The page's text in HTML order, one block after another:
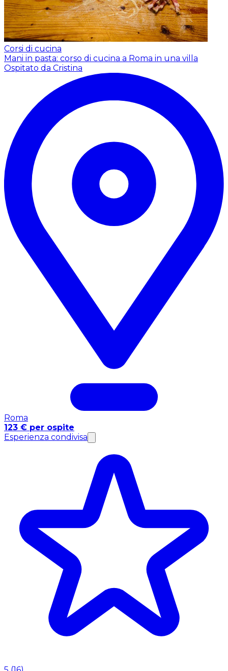
Corsi di cucina
Mani in pasta: corso di cucina a Roma in una villa
Ospitato da Cristina
Roma
123 € per ospite
Esperienza condivisa